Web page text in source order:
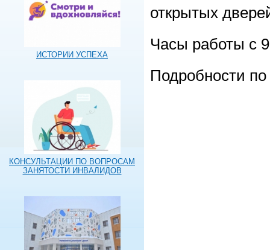
ИСТОРИИ УСПЕХА
КОНСУЛЬТАЦИИ ПО ВОПРОСАМ
ЗАНЯТОСТИ ИНВАЛИДОВ
открытых
Часы работы с
Подробности